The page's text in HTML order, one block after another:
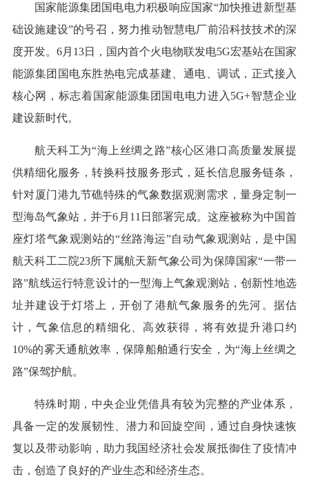
国家能源集团国电电力积极响应国家“加快推进新型基
础设施建设”的号召，努力推动智慧电厂前沿科技技术的深
度开发。6月13日，国内首个火电物联发电5G宏基站在国家
能源集团国电东胜热电完成基建、通电、调试，正式接入
核心网，标志着国家能源集团国电电力进入5G+智慧企业
建设新时代。
航天科工为“海上丝绸之路”核心区港口高质量发展提
供精细化服务，转换科技服务形式，延长信息服务链条，
针对厦门港九节礁特殊的气象数据观测需求，量身定制一
型海岛气象站，并于6月11日部署完成。这座被称为中国首
座灯塔气象观测站的“丝路海运”自动气象观测站，是中国
航天科工二院23所下属航天新气象公司为保障国家“一带一
路”航线运行特意设计的一型海上气象观测站，创新性地选
址并建设于灯塔上，开创了港航气象服务的先河。据估
计，气象信息的精细化、高效获得，将有效提升港口约
10%的雾天通航效率，保障船舶通行安全，为“海上丝绸之
路”保驾护航。
特殊时期，中央企业凭借具有较为完整的产业体系，
具备一定的发展韧性、潜力和回旋空间，通过自身快速恢
复以及带动影响，助力我国经济社会发展抵御住了疫情冲
击，创造了良好的产业生态和经济生态。